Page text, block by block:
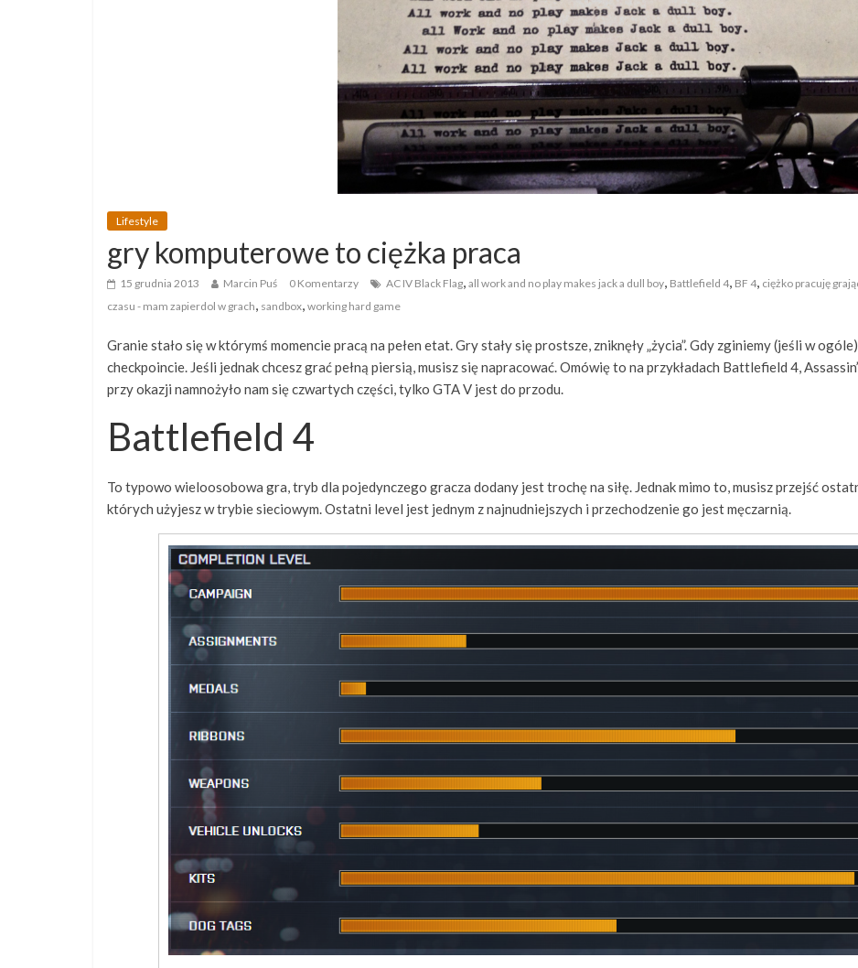
Lifestyle
gry komputerowe to ciężka praca
15 grudnia 2013 Marcin Puś 0 Komentarzy AC IV Black Flag, all work and no play makes jack a dull boy, Battlefield 4, BF 4, ciężko pracuję
czasu - mam zapierdol w grach, sandbox, working hard game
Granie stało się w którymś momencie pracą na pełen etat. Gry stały się prostsze, zniknęły „życia”. Gdy zginiemy (jeśli w
checkpoincie. Jeśli jednak chcesz grać pełną piersią, musisz się napracować. Omówię to na przykładach Battlefield 4,
przy okazji namnożyło nam się czwartych części, tylko GTA V jest do przodu.
Battlefield 4
To typowo wieloosobowa gra, tryb dla pojedynczego gracza dodany jest trochę na siłę. Jednak mimo to, musisz przejść
których użyjesz w trybie sieciowym. Ostatni level jest jednym z najnudniejszych i przechodzenie go jest męczarnią.